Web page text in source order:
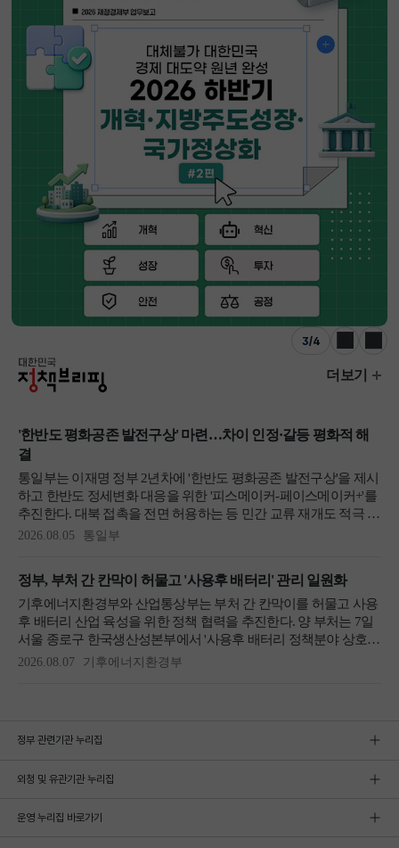
3/4
이전 다음
정부 관련기관 누리집
외청 및 유관기관 누리집
운영 누리집 바로가기